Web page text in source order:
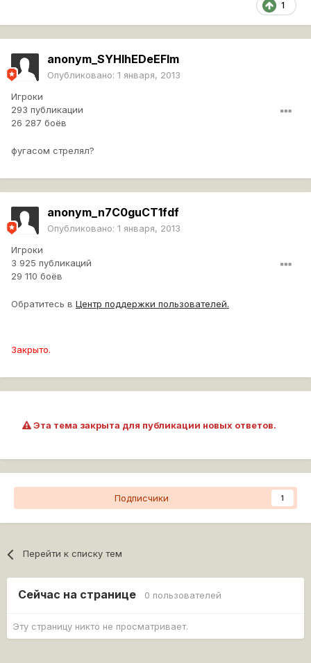
1
anonym_SYHlhEDeEFlm
Опубликовано: 1 января, 2013
Игроки
293 публикации
26 287 боёв
фугасом стрелял?
anonym_n7C0guCT1fdf
Опубликовано: 1 января, 2013
Игроки
3 925 публикаций
29 110 боёв
Обратитесь в Центр поддержки пользователей.
Закрыто.
Эта тема закрыта для публикации новых ответов.
Подписчики 1
Перейти к списку тем
Сейчас на странице 0 пользователей
Эту страницу никто не просматривает.